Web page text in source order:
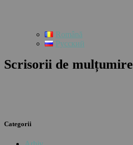
Română
Русский
Scrisorii de mulțumire
Categorii